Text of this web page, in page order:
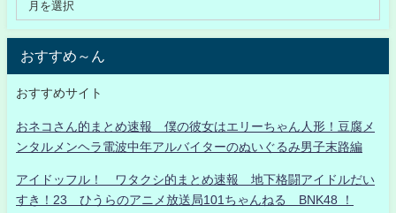
おすすめ～ん
おすすめサイト
おネコさん的まとめ速報 僕の彼女はエリーちゃん人形！豆腐メ
ンタルメンヘラ電波中年アルバイターのぬいぐるみ男子末路編
アイドッフル！ ワタクシ的まとめ速報 地下格闘アイドルだい
すき！23 ひうらのアニメ放送局101ちゃんねる BNK48 ！